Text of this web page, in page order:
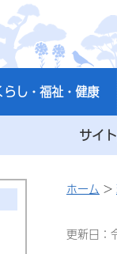
県
らし・福祉・健康
サイ
ホーム >
更新日：